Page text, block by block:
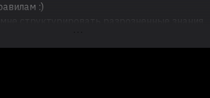
:)
структурировать разрозненные знания
продакт-аналитик, теперь